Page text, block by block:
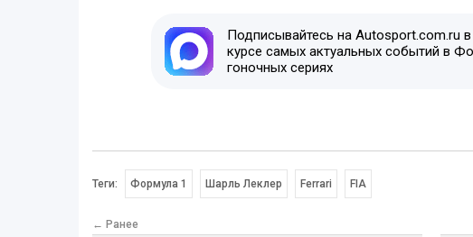
Подписывайтесь на Autosport.com.ru
курсе самых актуальных событий в
гоночных сериях
Теги: Формула 1 Шарль Леклер Ferrari FIA
← Ранее